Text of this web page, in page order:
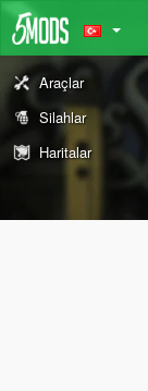
Araçlar
Silahlar
Haritalar